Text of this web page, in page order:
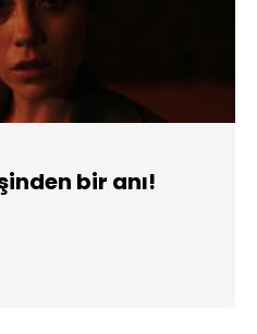
bir anı!